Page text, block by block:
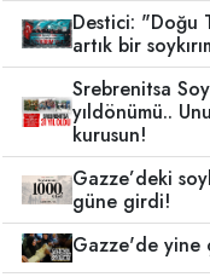
Destici: "Doğu
artık bir
Srebrenitsa
yıldönümü..
kurusun!
Gazze’deki
güne girdi!
Gazze'de yine